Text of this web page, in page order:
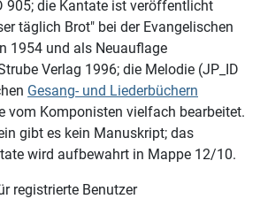
905; die Kantate ist veröffentlicht
täglich Brot" bei der Evangelischen
1954 und als Neuauflage
Verlag 1996; die Melodie (JP_ID
Gesang- und Liederbüchern
vom Komponisten vielfach bearbeitet.
gibt es kein Manuskript; das
wird aufbewahrt in Mappe 12/10.
registrierte Benutzer